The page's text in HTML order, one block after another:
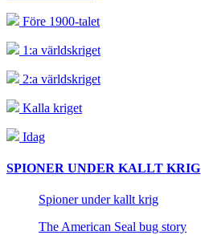
Före 1900-talet
1:a världskriget
2:a världskriget
Kalla kriget
Idag
SPIONER UNDER KALLT KRIG
Spioner under kallt krig
The American Seal bug story